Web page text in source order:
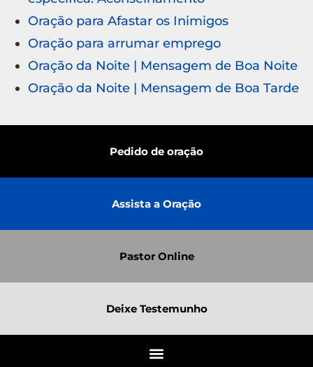
Oração para Afastar os Inimigos
Oração para arrumar emprego
Oração da Noite | Mensagem de Boa Noite
Oração da Noite | Mensagem de Boa Tarde
Pedido de oração
Assista a Oração
Pastor Online
Deixe Testemunho